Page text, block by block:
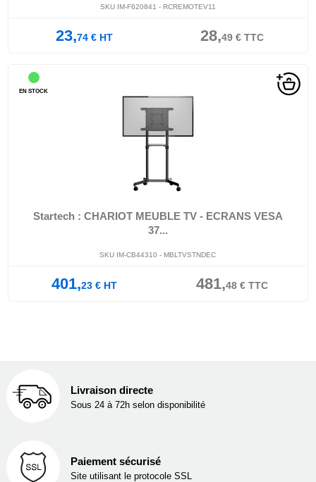
SKU IM-F620841 - RCREMOTEV11
23,74€HT 28,49€TTC
Startech : CHARIOT MEUBLE TV - ECRANS VESA
37...
SKU IM-CB44310 - MBLTVSTNDEC
401,23€HT 481,48€TTC
EN STOCK
Livraison directe
Sous 24 à 72h selon disponibilité
Paiement sécurisé
Site utilisant le protocole SSL